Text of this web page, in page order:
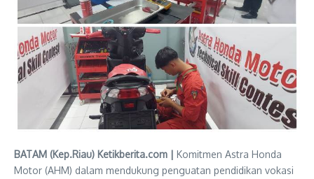
BATAM (Kep.Riau) Ketikberita.com | Komitmen Astra Honda
Motor (AHM) dalam mendukung penguatan pendidikan vokasi